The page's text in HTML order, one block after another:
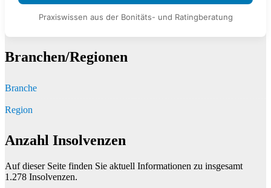
Praxiswissen aus der Bonitäts- und Ratingberatung
Branchen/Regionen
Branche
Region
Anzahl Insolvenzen
Auf dieser Seite finden Sie aktuell Informationen zu insgesamt
1.278 Insolvenzen.